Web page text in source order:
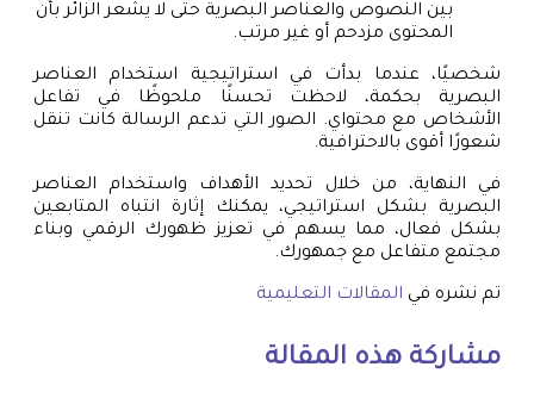
بين النصوص والعناصر البصرية حتى لا يشعر الزائر بأن
المحتوى مزدحم أو غير مرتب.
شخصيًا، عندما بدأت في استراتيجية استخدام العناصر
البصرية بحكمة، لاحظت تحسنًا ملحوظًا في تفاعل
الأشخاص مع محتواي. الصور التي تدعم الرسالة كانت تنقل
شعورًا أقوى بالاحترافية.
في النهاية، من خلال تحديد الأهداف واستخدام العناصر
البصرية بشكل استراتيجي، يمكنك إثارة انتباه المتابعين
بشكل فعال، مما يسهم في تعزيز ظهورك الرقمي وبناء
مجتمع متفاعل مع جمهورك.
تم نشره في المقالات التعليمية
مشاركة هذه المقالة